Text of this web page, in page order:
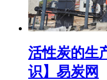
活性炭的生
识】易炭网